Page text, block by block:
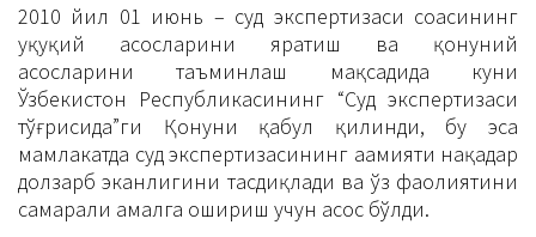
2010 йил 01 июнь – суд экспертизаси соҳасининг
ҳуқуқий асосларини яратиш ва қонуний
асосларини таъминлаш мақсадида куни
Ўзбекистон Республикасининг “Суд экспертизаси
тўғрисида”ги Қонуни қабул қилинди, бу эса
мамлакатда суд экспертизасининг аҳамияти нақадар
долзарб эканлигини тасдиқлади ва ўз фаолиятини
самарали амалга ошириш учун асос бўлди.